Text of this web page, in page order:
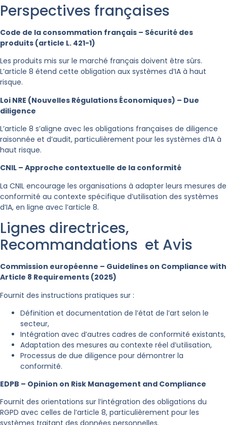
Perspectives françaises
Code de la consommation français – Sécurité des
produits (article L. 421-1)
Les produits mis sur le marché français doivent être sûrs.
L’article 8 étend cette obligation aux systèmes d’IA à haut
risque.
Loi NRE (Nouvelles Régulations Économiques) – Due
diligence
L’article 8 s’aligne avec les obligations françaises de diligence
raisonnée et d’audit, particulièrement pour les systèmes d’IA à
haut risque.
CNIL – Approche contextuelle de la conformité
La CNIL encourage les organisations à adapter leurs mesures de
conformité au contexte spécifique d’utilisation des systèmes
d’IA, en ligne avec l’article 8.
Lignes directrices,
Recommandations et Avis
Commission européenne – Guidelines on Compliance with
Article 8 Requirements (2025)
Fournit des instructions pratiques sur :
Définition et documentation de l’état de l’art selon le
secteur,
Intégration avec d’autres cadres de conformité existants,
Adaptation des mesures au contexte réel d’utilisation,
Processus de due diligence pour démontrer la
conformité.
EDPB – Opinion on Risk Management and Compliance
Fournit des orientations sur l’intégration des obligations du
RGPD avec celles de l’article 8, particulièrement pour les